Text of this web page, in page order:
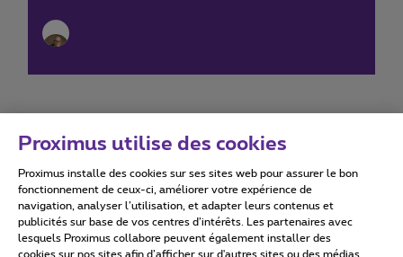
Conditions d'utilisation Accessibility statement
Proximus utilise des cookies
Proximus installe des cookies sur ses sites web pour assurer le bon
fonctionnement de ceux-ci, améliorer votre expérience de
navigation, analyser l’utilisation, et adapter leurs contenus et
publicités sur base de vos centres d’intérêts. Les partenaires avec
lesquels Proximus collabore peuvent également installer des
cookies sur nos sites afin d’afficher sur d'autres sites ou des médias